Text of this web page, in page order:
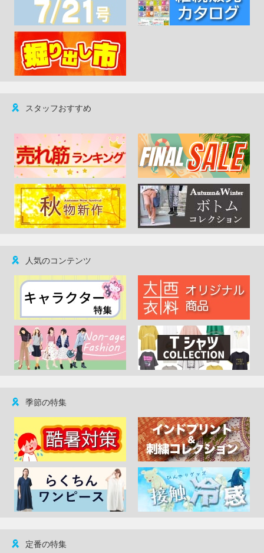
スタッフおすすめ
人気のコンテンツ
季節の特集
定番の特集